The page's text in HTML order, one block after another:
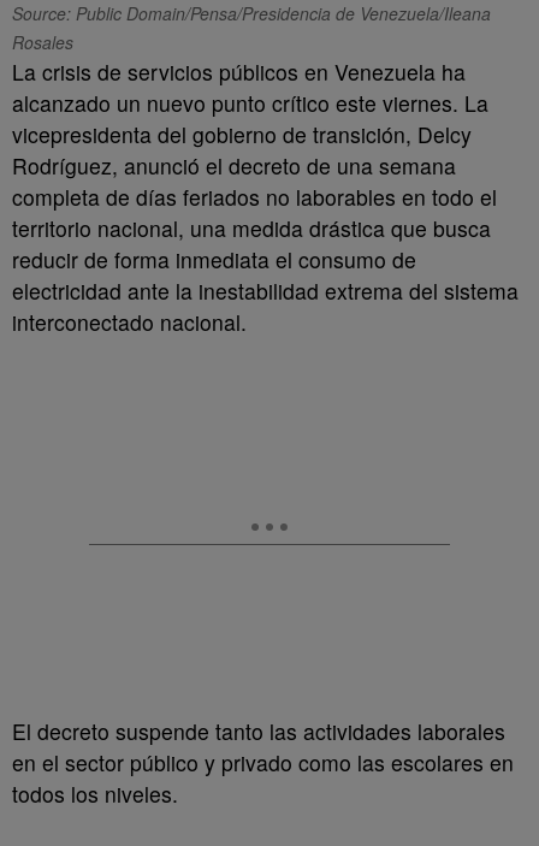
Source: Public Domain/Pensa/Presidencia de Venezuela/Ileana
Rosales
La crisis de servicios públicos en Venezuela ha
alcanzado un nuevo punto crítico este viernes. La
vicepresidenta del gobierno de transición, Delcy
Rodríguez, anunció el decreto de una semana
completa de días feriados no laborables en todo el
territorio nacional, una medida drástica que busca
reducir de forma inmediata el consumo de
electricidad ante la inestabilidad extrema del sistema
interconectado nacional.
El decreto suspende tanto las actividades laborales
en el sector público y privado como las escolares en
todos los niveles.